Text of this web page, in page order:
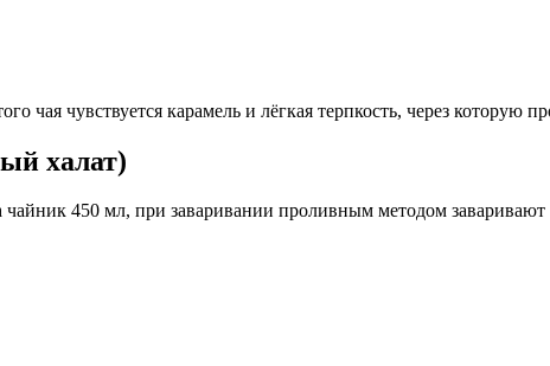
чая чувствуется карамель и лёгкая терпкость, через которую
халат)
чайник 450 мл, при заваривании проливным методом